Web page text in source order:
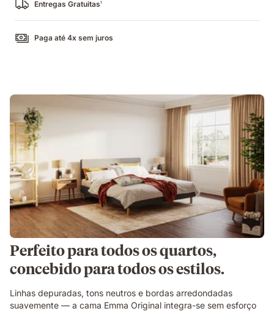
Entregas Gratuitas1
Paga até 4x sem juros
Perfeito para todos os quartos,
concebido para todos os estilos.
Linhas depuradas, tons neutros e bordas arredondadas
suavemente — a cama Emma Original integra-se sem esforço